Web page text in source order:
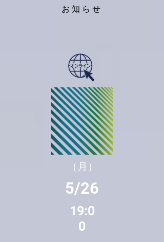
お知らせ
（月）
5/26
19:0
0